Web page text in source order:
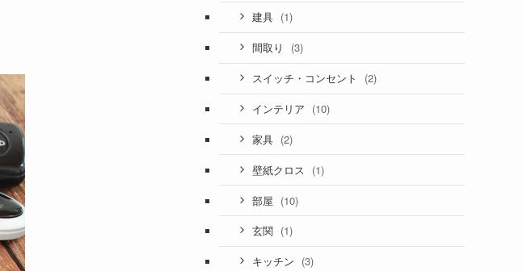
建具 (1)
間取り (3)
スイッチ・コンセント (2)
インテリア (10)
家具 (2)
壁紙クロス (1)
部屋 (10)
玄関 (1)
キッチン (3)